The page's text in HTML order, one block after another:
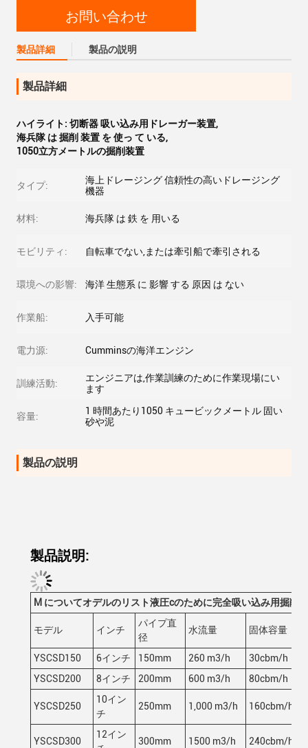
お問い合わせ
製品詳細 製品の説明
製品詳細
ハイライト: 切断器 吸い込み用ドレーガー装置,
海兵隊 は 掘削 装置 を 使っ て いる,
1050立方メートルの掘削装置
タイプ:
海上ドレージング 信頼性の高いドレージング
機器
材料: 海兵隊 は 鉄 を 用いる
モビリティ: 自転車でない,または牽引船で牽引される
環境への影響: 海洋 生態系 に 影響 する 原因 は ない
作業船: 入手可能
電力源: Cumminsの海洋エンジン
訓練活動:
エンジニアは,作業訓練のために作業現場にい
ます
容量:
1 時間あたり1050 キュービックメートル 固い
砂や泥
製品の説明
製品説明:
M についてオデルのリスト液圧cのために完全吸い込み用掘削機
モデル インチ
パイプ直
径
水流量 固体容量
YSCSD150 6インチ 150mm 260 m3/h
30cbm/h
YSCSD200
8インチ 200mm 600 m3/h 80cbm/h
YSCSD250
10イン
チ
250mm 1,000 m3/h 160cbm/h
YSCSD300
12イン
300mm 1500 m3/h 240cbm/h